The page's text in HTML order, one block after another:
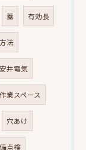
蓋 有効長
法
安井電気
作業スペース
穴あけ
点検